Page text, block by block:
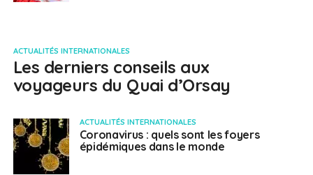
ACTUALITÉS INTERNATIONALES
Les derniers conseils aux
voyageurs du Quai d’Orsay
ACTUALITÉS INTERNATIONALES
Coronavirus : quels sont les foyers
épidémiques dans le monde